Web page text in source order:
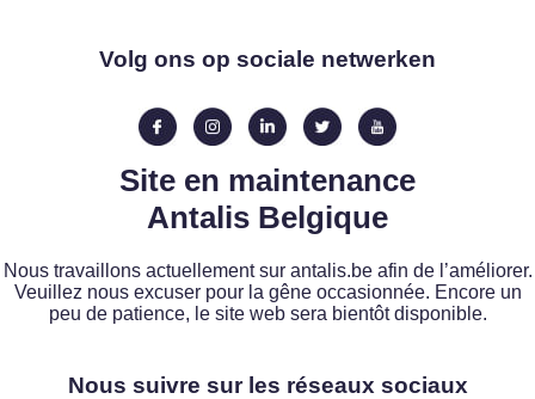
Volg ons op sociale netwerken
Site en maintenance
Antalis Belgique
Nous travaillons actuellement sur antalis.be afin de l’améliorer.
Veuillez nous excuser pour la gêne occasionnée. Encore un
peu de patience, le site web sera bientôt disponible.
Nous suivre sur les réseaux sociaux